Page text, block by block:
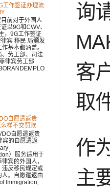
询
客
取
作
主
工作签证办理流
前对于外国人
以9G和CWV、
，9G工作签证
宾 移民 局颁发
基本都涵盖。
、劳工部、司法
律宾劳工部
自愿遣返贵
样不交罚款
自愿遣返贵
宾的自愿遣返
）服务适用于
宾的外国人，
违反移民规定或
。自愿遣返由
Immigration,